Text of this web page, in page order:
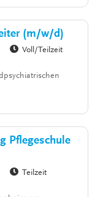
(m/w/d)
Voll/Teilzeit
Pflegeschule
Teilzeit